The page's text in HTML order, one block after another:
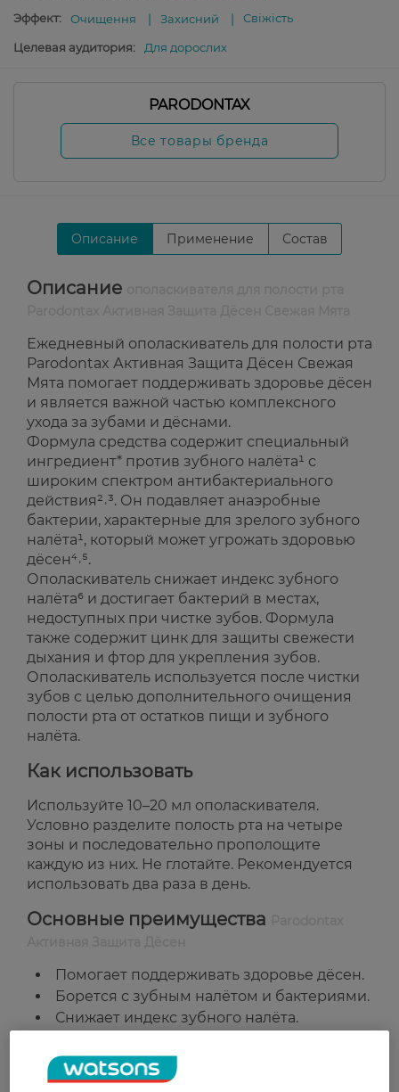
Эффект:
Очищення Захисний Свіжість
Целевая аудитория: Для дорослих
PARODONTAX
Все товары бренда
Описание Применение Состав
Описание
Ежедневный ополаскиватель для полости рта
Parodontax Активная Защита Дёсен Свежая
Мята помогает поддерживать здоровье дёсен
и является важной частью комплексного
ухода за зубами и дёснами.
Формула средства содержит специальный
ингредиент* против зубного налёта¹ с
широким спектром антибактериального
действия²˒³. Он подавляет анаэробные
бактерии, характерные для зрелого зубного
налёта¹, который может угрожать здоровью
дёсен⁴˒⁵.
Ополаскиватель снижает индекс зубного
налёта⁶ и достигает бактерий в местах,
недоступных при чистке зубов. Формула
также содержит цинк для защиты свежести
дыхания и фтор для укрепления зубов.
Ополаскиватель используется после чистки
зубов с целью дополнительного очищения
полости рта от остатков пищи и зубного
налёта.
Как использовать
Используйте 10–20 мл ополаскивателя.
Условно разделите полость рта на четыре
зоны и последовательно прополощите
каждую из них. Не глотайте. Рекомендуется
использовать два раза в день.
Основные преимущества
Помогает поддерживать здоровье дёсен.
Борется с зубным налётом и бактериями.
Снижает индекс зубного налёта.
полости рта.
Содержит цинк для свежего дыхания.